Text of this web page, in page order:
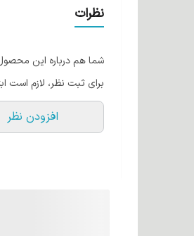
فرمولاسیون بدون
ترکیبات مغذی
خاص (شامپاینی 10.136، یاسی 12.52).
پوشش‌دهی کامل
نظرات
شما هم درباره این
برای ثبت نظر، لازم است
افزودن نظر